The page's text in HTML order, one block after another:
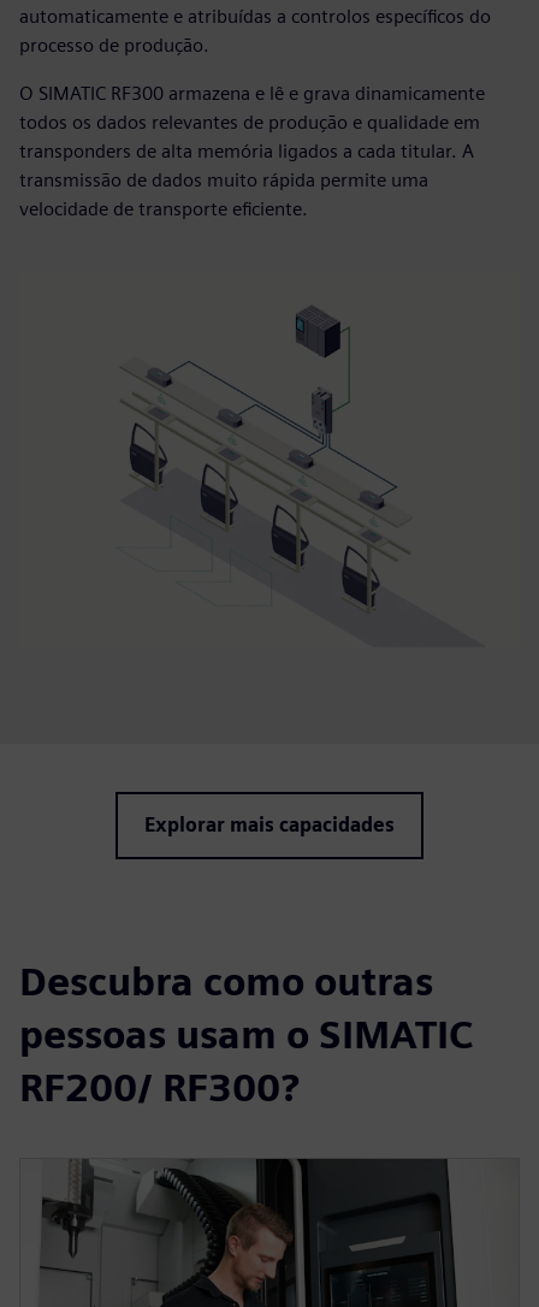
automaticamente e atribuídas a controlos específicos do
processo de produção.
O SIMATIC RF300 armazena e lê e grava dinamicamente
todos os dados relevantes de produção e qualidade em
transponders de alta memória ligados a cada titular. A
transmissão de dados muito rápida permite uma
velocidade de transporte eficiente.
Explorar mais capacidades
Descubra como outras
pessoas usam o SIMATIC
RF200/ RF300?